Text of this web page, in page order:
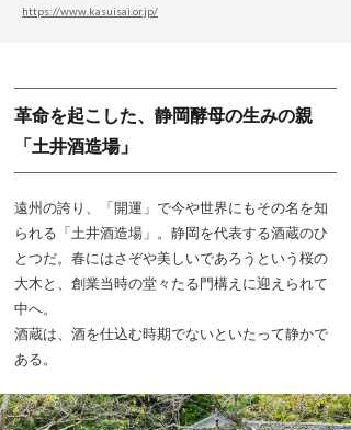
https://www.kasuisai.or.jp/
革命を起こした、静岡酵母の生みの親
「土井酒造場」
遠州の誇り、「開運」で今や世界にもその名を知
られる「土井酒造場」。静岡を代表する酒蔵のひ
とつだ。春にはさぞや美しいであろうという桜の
大木と、創業当時の堂々たる門構えに迎えられて
中へ。
酒蔵は、酒を仕込む時期でないといたって静かで
ある。